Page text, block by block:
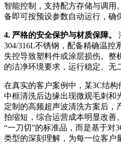
智能控制，支持配方存储与调用
备即可按预设参数自动运行，确
4. 严格的安全保护与材质保障。
304/316L不锈钢，配备精确温控
失控导致塑料件或涂层损伤。整
的洁净环境要求，运行稳定、无
在真实的客户案例中，某3C结
中框清洗后边缘出现微观毛刺和
定制的高频超声波清洗方案后，
拍缩短，综合运营成本明显改善
“一刀切”的标准品，而是基于对
类型的深刻理解，为每一位客户